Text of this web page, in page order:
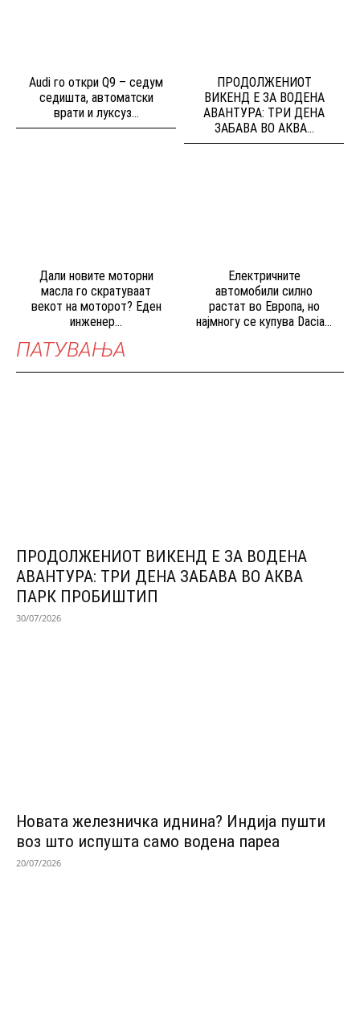
Audi го откри Q9 – седум
седишта, автоматски
врати и луксуз...
ПРОДОЛЖЕНИОТ
ВИКЕНД Е ЗА ВОДЕНА
АВАНТУРА: ТРИ ДЕНА
ЗАБАВА ВО АКВА...
Дали новите моторни
масла го скратуваат
векот на моторот? Еден
инженер...
Електричните
автомобили силно
растат во Европа, но
најмногу се купува Dacia...
ПАТУВАЊА
ПРОДОЛЖЕНИОТ ВИКЕНД Е ЗА ВОДЕНА
АВАНТУРА: ТРИ ДЕНА ЗАБАВА ВО АКВА
ПАРК ПРОБИШТИП
30/07/2026
Новата железничка иднина? Индија пушти
воз што испушта само водена пареа
20/07/2026